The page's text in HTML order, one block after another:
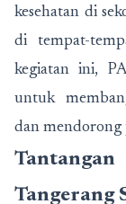
kesehatan di
di tempat-
kegiatan ini,
untuk
dan mendorong
Tangerang